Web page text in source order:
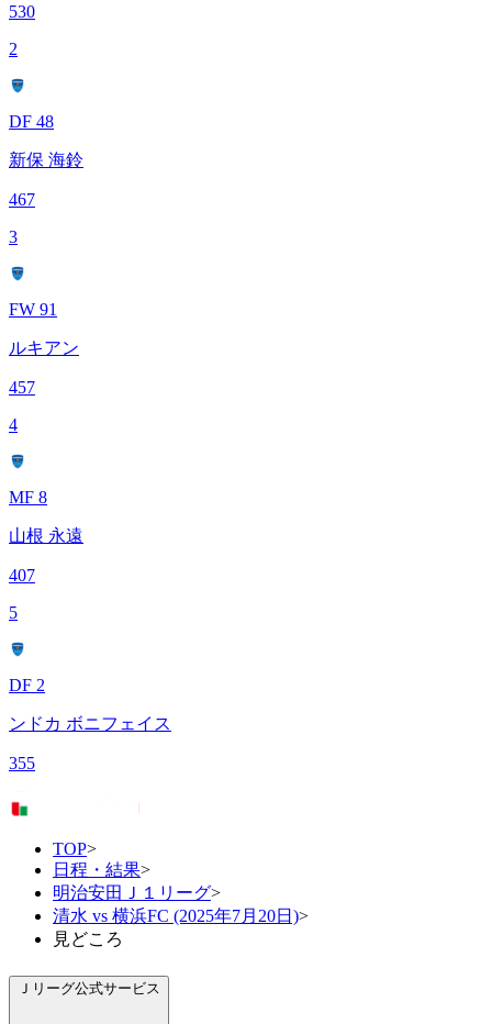
530
2
DF 48
新保 海鈴
467
3
FW 91
ルキアン
457
4
MF 8
山根 永遠
407
5
DF 2
ンドカ ボニフェイス
355
TOP>
日程・結果>
明治安田Ｊ１リーグ>
清水 vs 横浜FC (2025年7月20日)>
見どころ
Ｊリーグ公式サービス